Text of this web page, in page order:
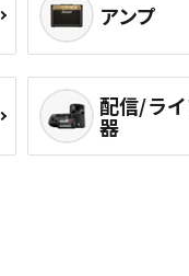
アンプ
配信/ラ
器